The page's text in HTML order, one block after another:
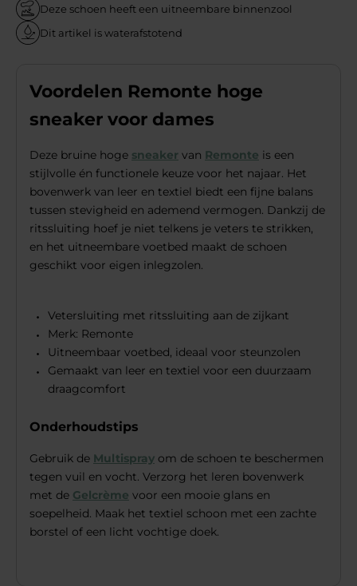
Deze schoen heeft een uitneembare binnenzool
Dit artikel is waterafstotend
Voordelen Remonte hoge
sneaker voor dames
Deze bruine hoge sneaker van Remonte is een
stijlvolle én functionele keuze voor het najaar. Het
bovenwerk van leer en textiel biedt een fijne balans
tussen stevigheid en ademend vermogen. Dankzij de
ritssluiting hoef je niet telkens je veters te strikken,
en het uitneembare voetbed maakt de schoen
geschikt voor eigen inlegzolen.
Vetersluiting met ritssluiting aan de zijkant
Merk: Remonte
Uitneembaar voetbed, ideaal voor steunzolen
Gemaakt van leer en textiel voor een duurzaam
draagcomfort
Onderhoudstips
Gebruik de Multispray om de schoen te beschermen
tegen vuil en vocht. Verzorg het leren bovenwerk
met de Gelcrème voor een mooie glans en
soepelheid. Maak het textiel schoon met een zachte
borstel of een licht vochtige doek.